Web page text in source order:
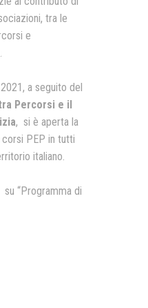
tra le
e
a seguito del
Percorsi e il
, si è aperta la
PEP in tutti
italiano.
“Programma di